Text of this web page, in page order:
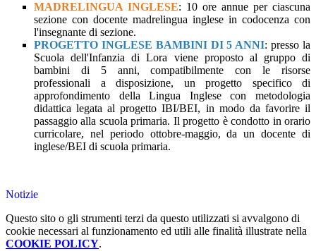
MADRELINGUA INGLESE: 10 ore annue per ciascuna
sezione con docente madrelingua inglese in codocenza con
l'insegnante di sezione.
PROGETTO INGLESE BAMBINI DI 5 ANNI: presso la
Scuola dell'Infanzia di Lora viene proposto al gruppo di
bambini di 5 anni, compatibilmente con le risorse
professionali a disposizione, un progetto specifico di
approfondimento della Lingua Inglese con metodologia
didattica legata al progetto IBI/BEI, in modo da favorire il
passaggio alla scuola primaria. Il progetto è condotto in orario
curricolare, nel periodo ottobre-maggio, da un docente di
inglese/BEI di scuola primaria.
Notizie
Questo sito o gli strumenti terzi da questo utilizzati si avvalgono di
cookie necessari al funzionamento ed utili alle finalità illustrate nella
COOKIE POLICY.